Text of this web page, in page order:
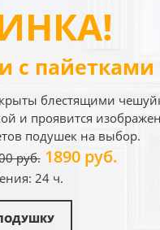
с пайетками
блестящими
и проявится
подушек на выбор.
руб.1890 руб.
24 ч.